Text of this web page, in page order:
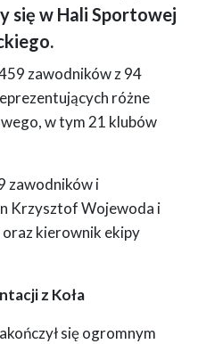
się w Hali Sportowej
zawodników z 94
różne
w tym 21 klubów
zawodników i
Krzysztof Wojewoda i
kierownik ekipy
z Koła
się ogromnym